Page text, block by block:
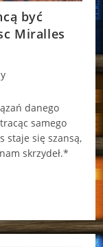
być
Miralles
danego
samego
staje się szansą,
skrzydeł.*